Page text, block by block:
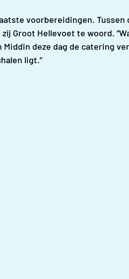
voorbereidingen. Tussen
Groot Hellevoet te woord.
deze dag de catering
ligt.”